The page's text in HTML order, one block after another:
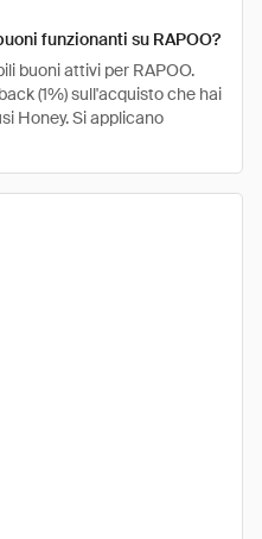
funzionanti su RAPOO?
buoni attivi per RAPOO.
(1%) sull'acquisto che hai
Honey. Si applicano